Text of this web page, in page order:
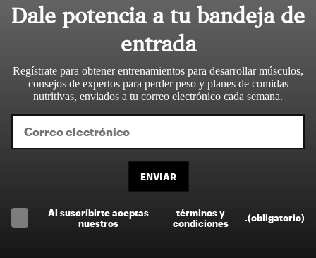
Dale potencia a tu bandeja de
entrada
Regístrate para obtener entrenamientos para desarrollar músculos,
consejos de expertos para perder peso y planes de comidas
nutritivas, enviados a tu correo electrónico cada semana.
ENVIAR
Al suscríbirte aceptas
nuestros
términos y
condiciones
.(obligatorio)